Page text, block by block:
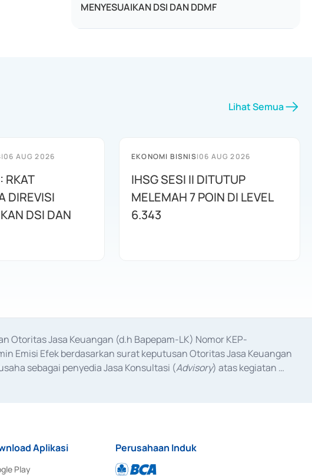
MENYESUAIKAN DSI DAN DDMF
Lihat Semua
|06 AUG 2026
RKAT
DIREVISI
DSI DAN
EKONOMI BISNIS|06 AUG 2026
IHSG SESI II DITUTUP
MELEMAH 7 POIN DI LEVEL
6.343
Otoritas Jasa Keuangan (d.h Bapepam-LK) Nomor KEP-
Emisi Efek berdasarkan surat keputusan Otoritas Jasa Keuangan
sebagai penyedia Jasa Konsultasi (Advisory) atas kegiatan
Aplikasi
Play
Perusahaan Induk